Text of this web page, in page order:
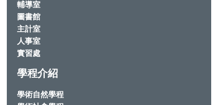
輔導室
圖書館
主計室
人事室
實習處
學程介紹
學術自然學程